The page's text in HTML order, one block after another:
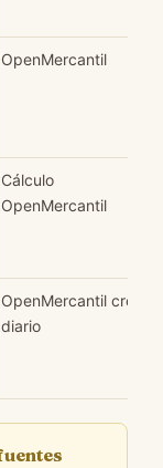
OpenMercantil
Cálculo
OpenMercantil
OpenMercantil cron
diario